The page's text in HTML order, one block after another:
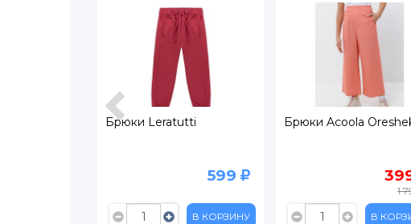
В КОРЗИНУ
Брюки Acoola Oreshek
399
В КОРЗИНУ
Брюки Crockid